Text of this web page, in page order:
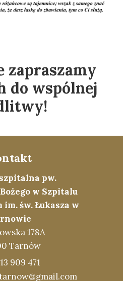
zapraszamy
do wspólnej
909 471
pw.
w Szpitalu
św. Łukasza w
178A
Tarnów